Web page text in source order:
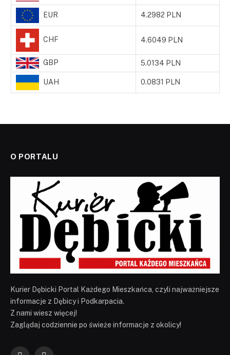
EUR 4.2982 PLN
CHF 4.6049 PLN
GBP 5.0134 PLN
UAH 0.0831 PLN
O PORTALU
Kurier Dębicki Portal Każdego Mieszkańca, czyli najważniejsze
informacje z Dębicy i Podkarpacia.
Z nami wiesz więcej!
Zaglądaj codziennie po świeże informacje z okolicy!